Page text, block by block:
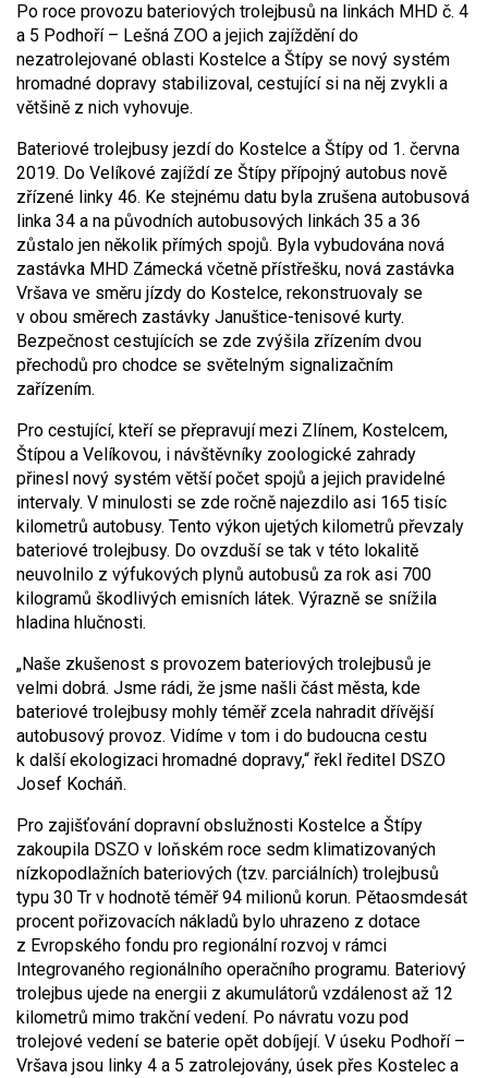
Po roce provozu bateriových trolejbusů na linkách MHD č. 4
a 5 Podhoří – Lešná ZOO a jejich zajíždění do
nezatrolejované oblasti Kostelce a Štípy se nový systém
hromadné dopravy stabilizoval, cestující si na něj zvykli a
většině z nich vyhovuje.
Bateriové trolejbusy jezdí do Kostelce a Štípy od 1. června
2019. Do Velíkové zajíždí ze Štípy přípojný autobus nově
zřízené linky 46. Ke stejnému datu byla zrušena autobusová
linka 34 a na původních autobusových linkách 35 a 36
zůstalo jen několik přímých spojů. Byla vybudována nová
zastávka MHD Zámecká včetně přístřešku, nová zastávka
Vršava ve směru jízdy do Kostelce, rekonstruovaly se
v obou směrech zastávky Januštice-tenisové kurty.
Bezpečnost cestujících se zde zvýšila zřízením dvou
přechodů pro chodce se světelným signalizačním
zařízením.
Pro cestující, kteří se přepravují mezi Zlínem, Kostelcem,
Štípou a Velíkovou, i návštěvníky zoologické zahrady
přinesl nový systém větší počet spojů a jejich pravidelné
intervaly. V minulosti se zde ročně najezdilo asi 165 tisíc
kilometrů autobusy. Tento výkon ujetých kilometrů převzaly
bateriové trolejbusy. Do ovzduší se tak v této lokalitě
neuvolnilo z výfukových plynů autobusů za rok asi 700
kilogramů škodlivých emisních látek. Výrazně se snížila
hladina hlučnosti.
„Naše zkušenost s provozem bateriových trolejbusů je
velmi dobrá. Jsme rádi, že jsme našli část města, kde
bateriové trolejbusy mohly téměř zcela nahradit dřívější
autobusový provoz. Vidíme v tom i do budoucna cestu
k další ekologizaci hromadné dopravy,“ řekl ředitel DSZO
Josef Kocháň.
Pro zajišťování dopravní obslužnosti Kostelce a Štípy
zakoupila DSZO v loňském roce sedm klimatizovaných
nízkopodlažních bateriových (tzv. parciálních) trolejbusů
typu 30 Tr v hodnotě téměř 94 milionů korun. Pětaosmdesát
procent pořizovacích nákladů bylo uhrazeno z dotace
z Evropského fondu pro regionální rozvoj v rámci
Integrovaného regionálního operačního programu. Bateriový
trolejbus ujede na energii z akumulátorů vzdálenost až 12
kilometrů mimo trakční vedení. Po návratu vozu pod
trolejové vedení se baterie opět dobíjejí. V úseku Podhoří –
Vršava jsou linky 4 a 5 zatrolejovány, úsek přes Kostelec a